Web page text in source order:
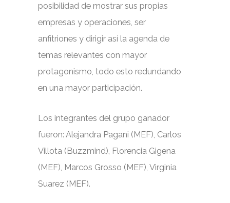
posibilidad de mostrar sus propias
empresas y operaciones, ser
anfitriones y dirigir así la agenda de
temas relevantes con mayor
protagonismo, todo esto redundando
en una mayor participación.
Los integrantes del grupo ganador
fueron: Alejandra Pagani (MEF), Carlos
Villota (Buzzmind), Florencia Gigena
(MEF), Marcos Grosso (MEF), Virginia
Suarez (MEF).